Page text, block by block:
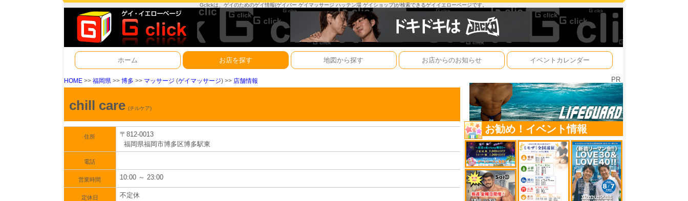
Gclickは、ゲイのためのゲイ情報(ゲイバー ゲイマッサージ ハッテン場 ゲイショップ)が検索できるゲイイエローページです。
ホーム お店を探す 地図から探す お店からのお知らせ イベントカレンダー
PR
HOME >> 福岡県 >> 博多 >> マッサージ (ゲイマッサージ) >> 店舗情報
chill care (チルケア)
住所
〒812-0013
福岡県福岡市博多区博多駅東
電話
営業時間 10:00 ～ 23:00
定休日 不定休
お勧め！イベント情報